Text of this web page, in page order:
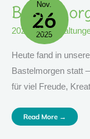
Nov.
26
2025
2025 ,
Heute fand in
Bastelmorgen statt
für viel Freude,
Bastelmorgen
Read More →